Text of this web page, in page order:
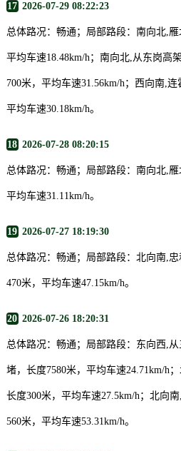
17 2026-07-29 08:22:23
总体路况：畅通；局部路段：南向北,雁
平均车速18.48km/h；南向北,从东岗高
700米，平均车速31.56km/h；西向南,连
平均车速30.18km/h。
18 2026-07-28 08:20:15
总体路况：畅通；局部路段：南向北,雁
平均车速31.11km/h。
19 2026-07-27 18:19:30
总体路况：畅通；局部路段：北向南,
470米，平均车速47.15km/h。
20 2026-07-26 18:20:31
总体路况：畅通；局部路段：东向西,
堵，长度7580米，平均车速24.71km/h
长度300米，平均车速27.5km/h；北向
560米，平均车速53.31km/h。